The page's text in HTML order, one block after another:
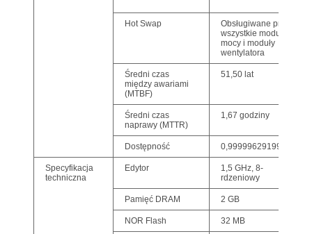
Hot Swap
Obsługiwane przez
wszystkie moduły
mocy i moduły
wentylatora
Średni czas
między awariami
(MTBF)
51,50 lat
Średni czas
naprawy (MTTR)
1,67 godziny
Dostępność 0,99999629199
Specyfikacja
techniczna
Edytor
1,5 GHz, 8-
rdzeniowy
Pamięć DRAM 2 GB
NOR Flash 32 MB